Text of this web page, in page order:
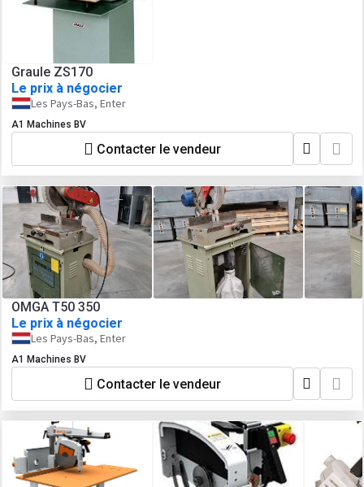
Graule ZS170
Le prix à négocier
Les Pays-Bas, Enter
A1 Machines BV
Contacter le vendeur
OMGA T50 350
Le prix à négocier
Les Pays-Bas, Enter
A1 Machines BV
Contacter le vendeur